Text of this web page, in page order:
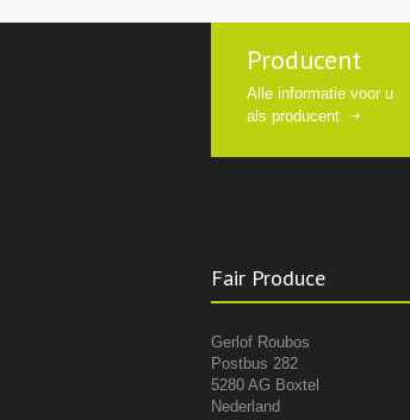
Producent
Alle informatie voor u
als producent
Fair Produce
Gerlof Roubos
Postbus 282
5280 AG Boxtel
Nederland